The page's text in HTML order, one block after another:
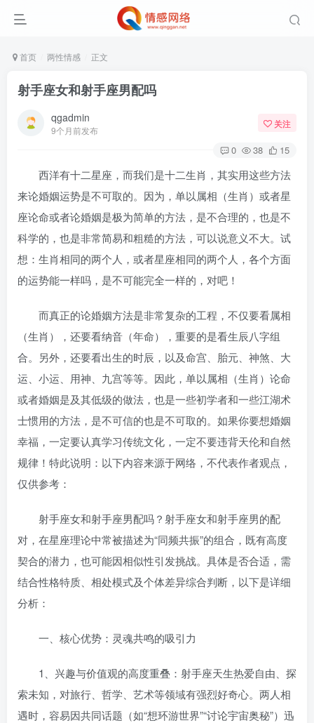
首页 两性情感 正文
射手座女和射手座男配吗
qgadmin
9个月前发布
关注
0 38 15
西洋有十二星座，而我们是十二生肖，其实用这些方法
来论婚姻运势是不可取的。因为，单以属相（生肖）或者星
座论命或者论婚姻是极为简单的方法，是不合理的，也是不
科学的，也是非常简易和粗糙的方法，可以说意义不大。试
想：生肖相同的两个人，或者星座相同的两个人，各个方面
的运势能一样吗，是不可能完全一样的，对吧！
而真正的论婚姻方法是非常复杂的工程，不仅要看属相
（生肖），还要看纳音（年命），重要的是看生辰八字组
合。另外，还要看出生的时辰，以及命宫、胎元、神煞、大
运、小运、用神、九宫等等。因此，单以属相（生肖）论命
或者婚姻是及其低级的做法，也是一些初学者和一些江湖术
士惯用的方法，是不可信的也是不可取的。如果你要想婚姻
幸福，一定要认真学习传统文化，一定不要违背天伦和自然
规律！特此说明：以下内容来源于网络，不代表作者观点，
仅供参考：
射手座女和射手座男配吗？射手座女和射手座男的配
对，在星座理论中常被描述为“同频共振”的组合，既有高度
契合的潜力，也可能因相似性引发挑战。具体是否合适，需
结合性格特质、相处模式及个体差异综合判断，以下是详细
分析：
一、核心优势：灵魂共鸣的吸引力
1、兴趣与价值观的高度重叠：射手座天生热爱自由、探
索未知，对旅行、哲学、艺术等领域有强烈好奇心。两人相
遇时，容易因共同话题（如“想环游世界”“讨论宇宙奥秘”）迅